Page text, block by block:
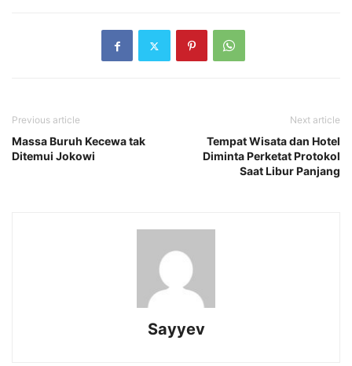
Previous article
Massa Buruh Kecewa tak
Ditemui Jokowi
Next article
Tempat Wisata dan Hotel
Diminta Perketat Protokol
Saat Libur Panjang
Sayyev